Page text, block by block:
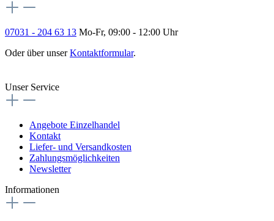
07031 - 204 63 13 Mo-Fr, 09:00 - 12:00 Uhr
Oder über unserKontaktformular.
Unser Service
Angebote Einzelhandel
Kontakt
Liefer- und Versandkosten
Zahlungsmöglichkeiten
Newsletter
Informationen